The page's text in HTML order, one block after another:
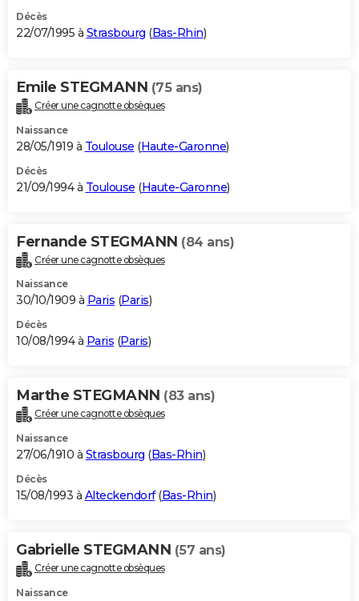
Décès
22/07/1995 à Strasbourg (Bas-Rhin)
Emile STEGMANN (75 ans)
Créer une cagnotte obsèques
Naissance
28/05/1919 à Toulouse (Haute-Garonne)
Décès
21/09/1994 à Toulouse (Haute-Garonne)
Fernande STEGMANN (84 ans)
Créer une cagnotte obsèques
Naissance
30/10/1909 à Paris (Paris)
Décès
10/08/1994 à Paris (Paris)
Marthe STEGMANN (83 ans)
Créer une cagnotte obsèques
Naissance
27/06/1910 à Strasbourg (Bas-Rhin)
Décès
15/08/1993 à Alteckendorf(Bas-Rhin)
Gabrielle STEGMANN (57 ans)
Créer une cagnotte obsèques
Naissance